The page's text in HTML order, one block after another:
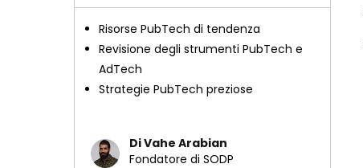
Risorse PubTech di tendenza
Revisione degli strumenti PubTech e
AdTech
Strategie PubTech preziose
Di Vahe Arabian
Fondatore di SODP